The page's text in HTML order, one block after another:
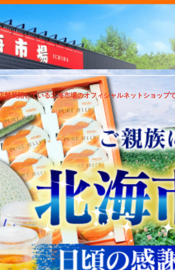
舗展開している北海市場のオフィシャルネットショップ